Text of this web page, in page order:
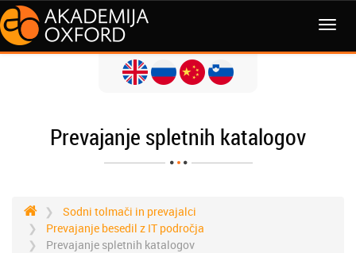
MENI
Prevajanje spletnih katalogov
Sodni tolmači in prevajalci
Prevajanje besedil z IT področja
Prevajanje spletnih katalogov